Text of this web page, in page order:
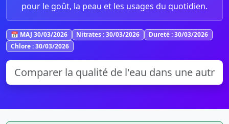
pour le goût, la peau et les usages du quotidien.
📅 MAJ 30/03/2026 Nitrates : 30/03/2026
Dureté : 30/03/2026
Chlore : 30/03/2026